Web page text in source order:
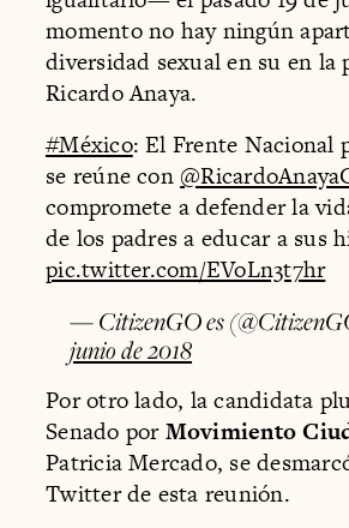
momento no hay ningún
diversidad sexual en su en la
Ricardo Anaya.
#México: El Frente Nacional
se reúne con
compromete a defender la
de los padres a educar a sus
pic.twitter.com/EVoLn3t7hr
— CitizenGO es
junio de 2018
Por otro lado, la candidata
Senado porMovimiento
Patricia Mercado, se
Twitter de esta reunión.